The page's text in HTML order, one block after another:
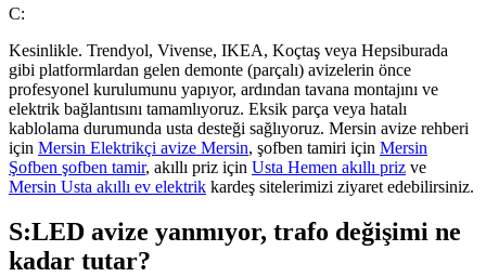
C:
Kesinlikle. Trendyol, Vivense, IKEA, Koçtaş veya Hepsiburada
gibi platformlardan gelen demonte (parçalı) avizelerin önce
profesyonel kurulumunu yapıyor, ardından tavana montajını ve
elektrik bağlantısını tamamlıyoruz. Eksik parça veya hatalı
kablolama durumunda usta desteği sağlıyoruz. Mersin avize rehberi
için Mersin Elektrikçi avize Mersin, şofben tamiri için Mersin
Şofben şofben tamir, akıllı priz için Usta Hemen akıllı priz ve
Mersin Usta akıllı ev elektrik kardeş sitelerimizi ziyaret edebilirsiniz.
S:LED avize yanmıyor, trafo değişimi ne
kadar tutar?